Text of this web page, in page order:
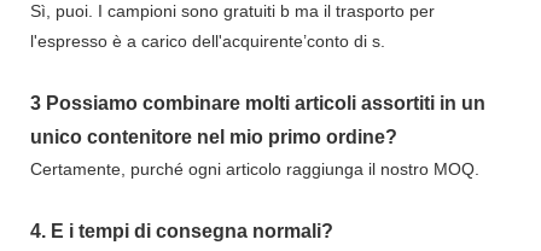
Sì, puoi. I campioni sono gratuiti b ma il trasporto per
l'espresso è a carico dell'acquirente’conto di s.
3 Possiamo combinare molti articoli assortiti in un
unico contenitore nel mio primo ordine?
Certamente, purché ogni articolo raggiunga il nostro MOQ.
4. E i tempi di consegna normali?